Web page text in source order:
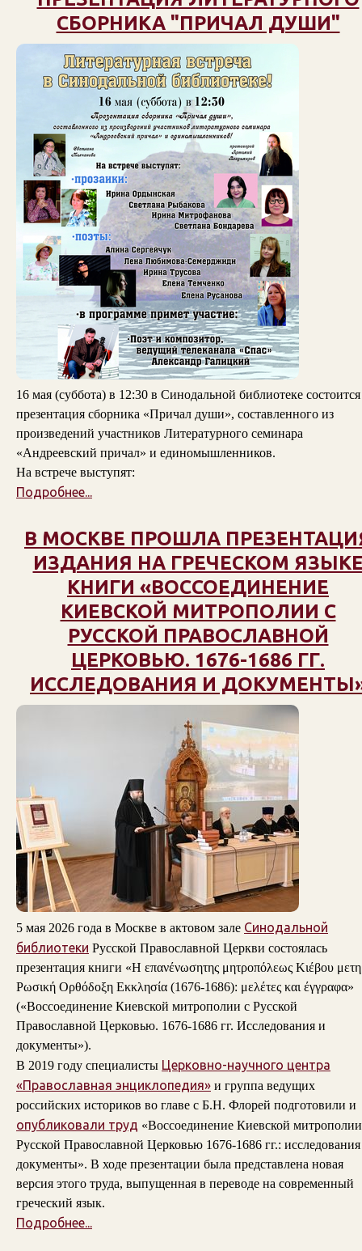
СБОРНИКА "ПРИЧАЛ ДУШИ"
16 мая (суббота) в 12:30 в Синодальной библиотеке состоится
презентация сборника «Причал души», составленного из
произведений участников Литературного семинара
«Андреевский причал» и единомышленников.
На встрече выступят:
Подробнее...
В МОСКВЕ ПРОШЛА
ИЗДАНИЯ НА ГРЕЧЕСКОМ
КНИГИ «ВОССОЕДИНЕНИЕ
КИЕВСКОЙ МИТРОПОЛИИ С
РУССКОЙ ПРАВОСЛАВНОЙ
ЦЕРКОВЬЮ. 1676-1686 ГГ.
ИССЛЕДОВАНИЯ И
5 мая 2026 года в Москве в актовом зале Синодальной
библиотеки Русской Православной Церкви состоялась
презентация книги «Η επανένωσητης μητροπόλεως Κιέβου μετη
Ρωσική Ορθόδοξη Εκκλησία (1676-1686): μελέτες και έγγραφα»
(«Воссоединение Киевской митрополии с Русской
Православной Церковью. 1676-1686 гг. Исследования и
документы»).
В 2019 году специалисты Церковно-научного центра
«Православная энциклопедия» и группа ведущих
российских историков во главе с Б.Н. Флорей подготовили и
опубликовали труд «Воссоединение Киевской
Русской Православной Церковью 1676-1686 гг.:
документы». В ходе презентации была представлена новая
версия этого труда, выпущенная в переводе на современный
греческий язык.
Подробнее...